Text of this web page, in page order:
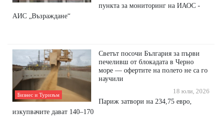
пункта за мониторинг на ИАОС -
АИС „Възраждане“
Бизнес и Туризъм
Светът посочи България за първи
печеливш от блокадата в Черно
море — офертите на полето не са го
научили
18 юли, 2026
Париж затвори на 234,75 евро,
изкупвачите дават 140–170